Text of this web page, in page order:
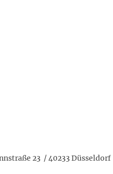
23 / 40233 Düsseldorf